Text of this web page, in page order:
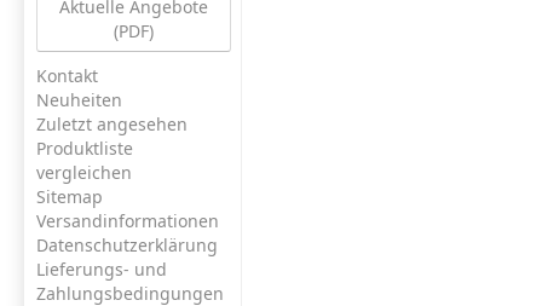
Aktuelle Angebote
(PDF)
Kontakt
Neuheiten
Zuletzt angesehen
Produktliste
vergleichen
Sitemap
Versandinformationen
Datenschutzerklärung
Lieferungs- und
Zahlungsbedingungen